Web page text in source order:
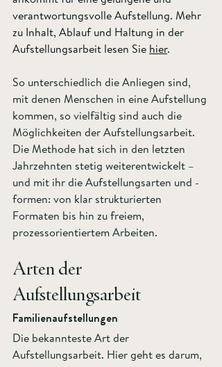
verantwortungsvolle Aufstellung. Mehr
zu Inhalt, Ablauf und Haltung in der
Aufstellungsarbeit lesen Sie hier.
So unterschiedlich die Anliegen sind,
mit denen Menschen in eine Aufstellung
kommen, so vielfältig sind auch die
Möglichkeiten der Aufstellungsarbeit.
Die Methode hat sich in den letzten
Jahrzehnten stetig weiterentwickelt –
und mit ihr die Aufstellungsarten und -
formen: von klar strukturierten
Formaten bis hin zu freiem,
prozessorientiertem Arbeiten.
Arten der
Aufstellungsarbeit
Familienaufstellungen
Die bekannteste Art der
Aufstellungsarbeit. Hier geht es darum,